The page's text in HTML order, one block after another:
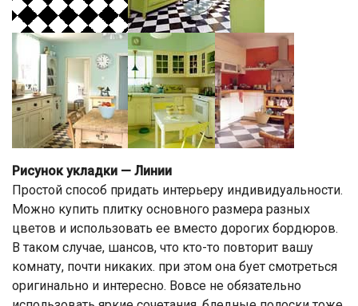
Рисунок укладки — Линии
Простой способ придать интерьеру индивидуальности.
Можно купить плитку основного размера разных
цветов и использовать ее вместо дорогих бордюров.
В таком случае, шансов, что кто-то повторит вашу
комнату, почти никаких. при этом она бует смотреться
оригинально и интересно. Вовсе не обязательно